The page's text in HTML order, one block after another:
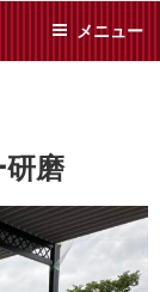
メニュー
磨